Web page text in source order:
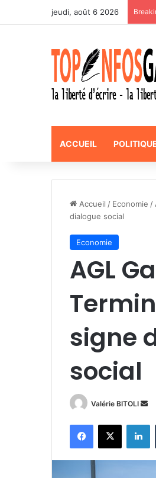
jeudi, août 6 2026
ACCUEIL
Accueil / Economie /
dialogue social
Economie
AGL
signe
social
Valérie BITOLI
o
y